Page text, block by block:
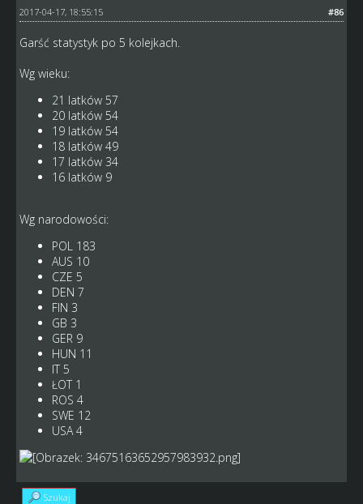
#86
2017-04-17, 18:55:15
Garść statystyk po 5 kolejkach.
Wg wieku:
21 latków 57
20 latków 54
19 latków 54
18 latków 49
17 latków 34
16 latków 9
Wg narodowości:
POL 183
AUS 10
CZE 5
DEN 7
FIN 3
GB 3
GER 9
HUN 11
IT 5
ŁOT 1
ROS 4
SWE 12
USA 4
Szukaj